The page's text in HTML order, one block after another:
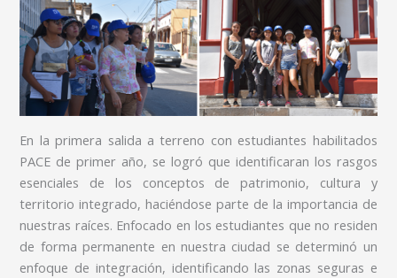
En la primera salida a terreno con estudiantes habilitados
PACE de primer año, se logró que identificaran los rasgos
esenciales de los conceptos de patrimonio, cultura y
territorio integrado, haciéndose parte de la importancia de
nuestras raíces. Enfocado en los estudiantes que no residen
de forma permanente en nuestra ciudad se determinó un
enfoque de integración, identificando las zonas seguras e